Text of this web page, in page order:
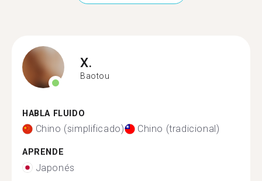
X.
Baotou
HABLA FLUIDO
Chino (simplificado) Chino (tradicional)
APRENDE
Japonés